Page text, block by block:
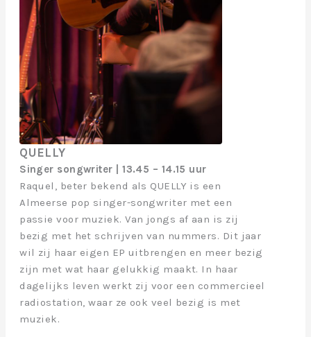
QUELLY
Singer songwriter | 13.45 – 14.15 uur
Raquel, beter bekend als QUELLY is een
Almeerse pop singer-songwriter met een
passie voor muziek. Van jongs af aan is zij
bezig met het schrijven van nummers. Dit jaar
wil zij haar eigen EP uitbrengen en meer bezig
zijn met wat haar gelukkig maakt. In haar
dagelijks leven werkt zij voor een commercieel
radiostation, waar ze ook veel bezig is met
muziek.